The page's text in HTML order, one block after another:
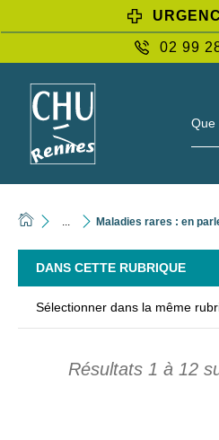
02 99
Que
Maladies rares : en
DANS CETTE RUBRIQUE
Sélectionner dans la même
Résultats 1 à 12